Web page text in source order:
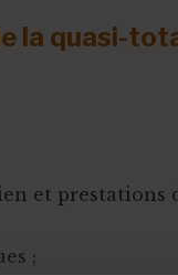
la quasi-
et prestations
;